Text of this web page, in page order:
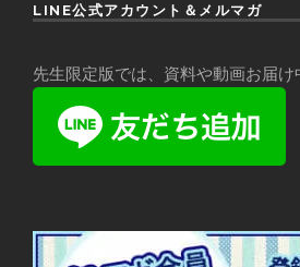
LINE公式アカウント＆メルマガ
先生限定版では、資料や動画お届け